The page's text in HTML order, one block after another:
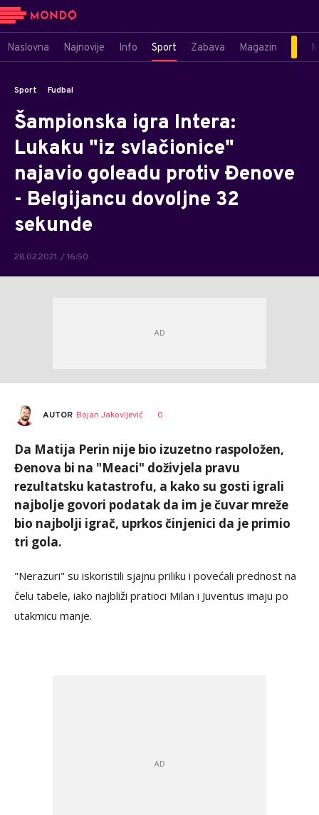
Naslovna Najnovije Info Sport Zabava Magazin
Sport Fudbal
Šampionska igra Intera:
Lukaku "iz svlačionice"
najavio goleadu protiv Đenove
- Belgijancu dovoljne 32
sekunde
28.02.2021. / 16:50
AUTOR Bojan Jakovljević 0
Da Matija Perin nije bio izuzetno raspoložen,
Đenova bi na "Meaci" doživjela pravu
rezultatsku katastrofu, a kako su gosti igrali
najbolje govori podatak da im je čuvar mreže
bio najbolji igrač, uprkos činjenici da je primio
tri gola.
"Nerazuri" su iskoristili sjajnu priliku i povećali prednost na
čelu tabele, iako najbliži pratioci Milan i Juventus imaju po
utakmicu manje.